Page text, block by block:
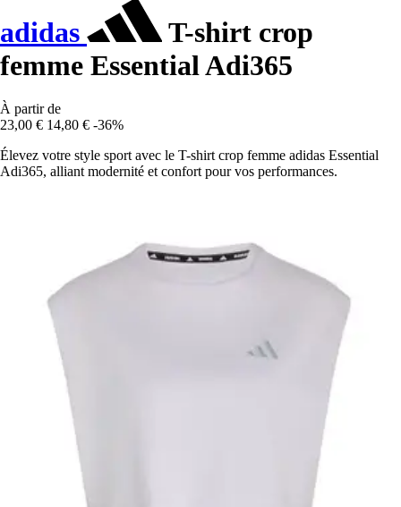
adidas
T-shirt crop
femme Essential Adi365
À partir de
23,00 € 14,80 € -36%
Élevez votre style sport avec le T-shirt crop femme adidas Essential
Adi365, alliant modernité et confort pour vos performances.